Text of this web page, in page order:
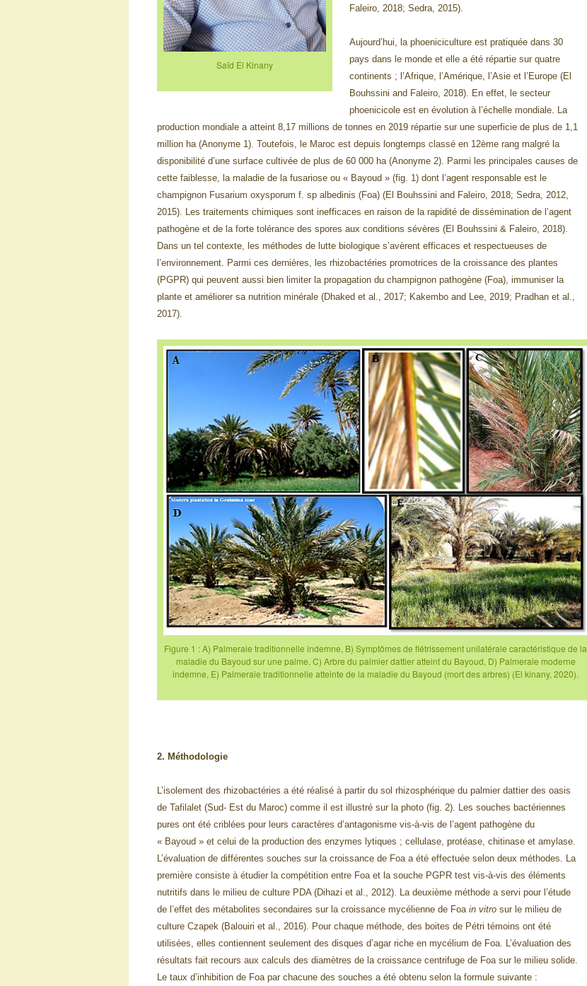
Saïd El Kinany
Faleiro, 2018; Sedra, 2015).
Aujourd’hui, la phoeniciculture est pratiquée dans 30
pays dans le monde et elle a été répartie sur quatre
continents ; l’Afrique, l’Amérique, l’Asie et l’Europe (El
Bouhssini and Faleiro, 2018). En effet, le secteur
phoenicicole est en évolution à l’échelle mondiale. La
production mondiale a atteint 8,17 millions de tonnes en 2019 répartie sur une superficie de plus de 1,1
million ha (Anonyme 1). Toutefois, le Maroc est depuis longtemps classé en 12ème rang malgré la
disponibilité d’une surface cultivée de plus de 60 000 ha (Anonyme 2). Parmi les principales causes de
cette faiblesse, la maladie de la fusariose ou « Bayoud » (fig. 1) dont l’agent responsable est le
champignon Fusarium oxysporum f. sp albedinis (Foa) (El Bouhssini and Faleiro, 2018; Sedra, 2012,
2015). Les traitements chimiques sont inefficaces en raison de la rapidité de dissémination de l’agent
pathogène et de la forte tolérance des spores aux conditions sévères (El Bouhssini & Faleiro, 2018).
Dans un tel contexte, les méthodes de lutte biologique s’avèrent efficaces et respectueuses de
l’environnement. Parmi ces dernières, les rhizobactéries promotrices de la croissance des plantes
(PGPR) qui peuvent aussi bien limiter la propagation du champignon pathogène (Foa), immuniser la
plante et améliorer sa nutrition minérale (Dhaked et al., 2017; Kakembo and Lee, 2019; Pradhan et al.,
2017).
Figure 1 : A) Palmeraie traditionnelle indemne, B) Symptômes de flétrissement unilatérale caractéristique de la
maladie du Bayoud sur une palme, C) Arbre du palmier dattier atteint du Bayoud, D) Palmeraie moderne
indemne, E) Palmeraie traditionnelle atteinte de la maladie du Bayoud (mort des arbres) (El kinany, 2020).
2. Méthodologie
L’isolement des rhizobactéries a été réalisé à partir du sol rhizosphérique du palmier dattier des oasis
de Tafilalet (Sud- Est du Maroc) comme il est illustré sur la photo (fig. 2). Les souches bactériennes
pures ont été criblées pour leurs caractères d’antagonisme vis-à-vis de l’agent pathogène du
« Bayoud » et celui de la production des enzymes lytiques ; cellulase, protéase, chitinase et amylase.
L’évaluation de différentes souches sur la croissance de Foa a été effectuée selon deux méthodes. La
première consiste à étudier la compétition entre Foa et la souche PGPR test vis-à-vis des éléments
nutritifs dans le milieu de culture PDA (Dihazi et al., 2012). La deuxième méthode a servi pour l’étude
de l’effet des métabolites secondaires sur la croissance mycélienne de Foa in vitro sur le milieu de
culture Czapek (Balouiri et al., 2016). Pour chaque méthode, des boites de Pétri témoins ont été
utilisées, elles contiennent seulement des disques d’agar riche en mycélium de Foa. L’évaluation des
résultats fait recours aux calculs des diamètres de la croissance centrifuge de Foa sur le milieu solide.
Le taux d’inhibition de Foa par chacune des souches a été obtenu selon la formule suivante :